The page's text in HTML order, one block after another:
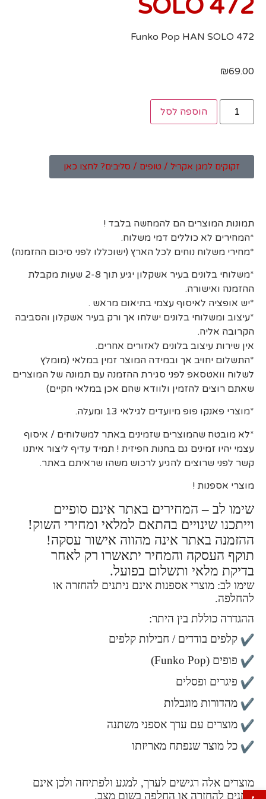
פתח סרגל נגישות
SOLO 472
Funko Pop HAN SOLO 472
₪69.00
הוספה לסל
זקוקים למגן אקריל / טופים / סליבים? לחצו כאן
תמונות המוצרים הם להמחשה בלבד !
*המחירים לא כוללים דמי משלוח.
*מחירי משלוח נוחים לכל הארץ (ישוכללו לפני סיכום ההזמנה)
*משלוחי בלונים בעיר אשקלון יגיע תוך 2-8 שעות מקבלת
ההזמנה ואישורה.
*יש אופציה לאיסוף עצמי בתיאום מראש .
*עיצוב ומשלוחי בלונים ישלחו אך ורק בעיר אשקלון והסביבה
הקרובה אליה.
אין שירות עיצוב בלונים לאזורים אחרים.
*התשלום יחויב אך ובמידה המוצר זמין במלאי (מומלץ
לשלוח וואטסאפ לפני סגירת ההזמנה עם תמונה של המוצרים
שאתם רוצים להזמין ולוודא שהם אכן במלאי הקיים)
*מוצרי פאנקו פופ מיועדים לגילאי 13 ומעלה.
*לא מובטח שהמוצרים שזמינים באתר למשלוחים / איסוף
עצמי יהיו זמינים גם בחנות הפיזית ! תמיד עדיף ליצור איתנו
קשר לפני שרוצים להגיע לרכוש משהו שראיתם באתר.
מוצרי אספנות !
שימו לב – המחירים באתר אינם סופיים
וייתכנו שינויים בהתאם למלאי ומחירי השוק!
ההזמנה באתר אינה מהווה אישור עסקה!
תוקף העסקה והמחיר יתאשרו רק לאחר
בדיקת מלאי ותשלום בפועל.
שימו לב: מוצרי אספנות אינם ניתנים להחזרה או
להחלפה.
ההגדרה כוללת בין היתר:
קלפים בודדים / חבילות קלפים
פופים (Funko Pop)
פיגרים ופסלים
מהדורות מוגבלות
מוצרים עם ערך אספני משתנה
כל מוצר שנפתח מאריזתו
מוצרים אלה רגישים לערך, למגע ולפתיחה ולכן אינם
ניתנים להחזרה או החלפה בשום מצב,